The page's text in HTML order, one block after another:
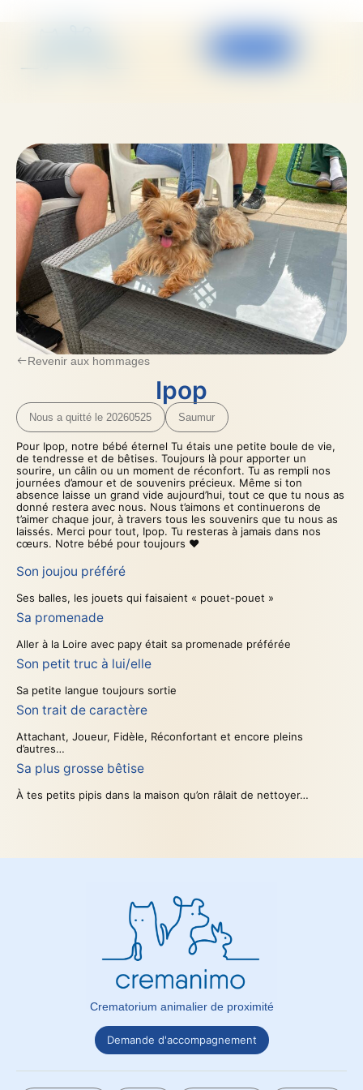
Revenir aux hommages
Ipop
Nous a quitté le 20260525 Saumur
Pour Ipop, notre bébé éternel Tu étais une petite boule de vie,
de tendresse et de bêtises. Toujours là pour apporter un
sourire, un câlin ou un moment de réconfort. Tu as rempli nos
journées d’amour et de souvenirs précieux. Même si ton
absence laisse un grand vide aujourd’hui, tout ce que tu nous as
donné restera avec nous. Nous t’aimons et continuerons de
t’aimer chaque jour, à travers tous les souvenirs que tu nous as
laissés. Merci pour tout, Ipop. Tu resteras à jamais dans nos
cœurs. Notre bébé pour toujours ❤️
Son joujou préféré
Ses balles, les jouets qui faisaient « pouet-pouet »
Sa promenade
Aller à la Loire avec papy était sa promenade préférée
Son petit truc à lui/elle
Sa petite langue toujours sortie
Son trait de caractère
Attachant, Joueur, Fidèle, Réconfortant et encore pleins
d’autres…
Sa plus grosse bêtise
À tes petits pipis dans la maison qu’on râlait de nettoyer…
Crematorium animalier de proximité
Demande d'accompagnement